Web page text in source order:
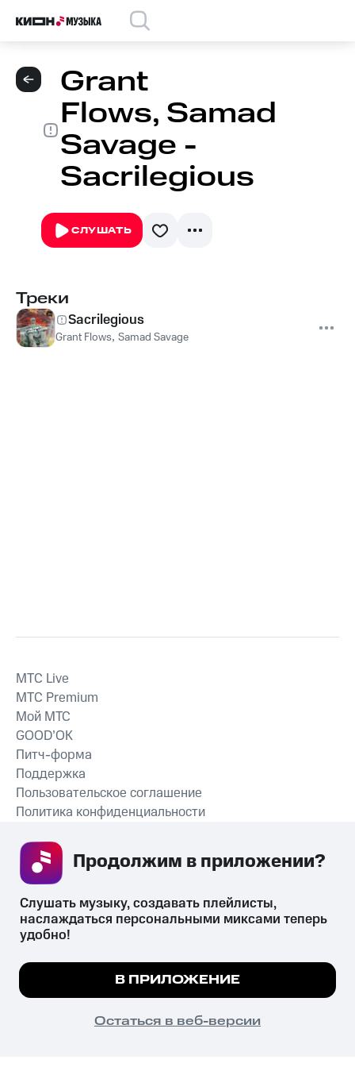
Grant
Flows, Samad
Savage -
Sacrilegious
СЛУШАТЬ
Треки
Sacrilegious
Grant Flows, Samad Savage
СКАЧАТЬ ПРИЛОЖЕНИЕ
MTС Live
MTС Premium
Мой МТС
GOOD’OK
Питч-форма
Поддержка
Пользовательское соглашение
Политика конфиденциальности
психотропных веществ, их аналогов причиняет вред здоровью,
их незаконный оборот запрещён и влечёт установленную
законодательством ответственность.
© 2026 ООО «КИОН».
Все права защищены
Мы используем куки, чтобы на сайте все
Подробнее
ПОНЯТНО
Слушать музыку, создавать плейлисты,
наслаждаться персональными миксами теперь
удобно!
В ПРИЛОЖЕНИЕ
Остаться в веб-версии